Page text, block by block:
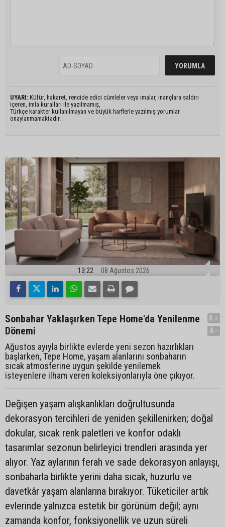
UYARI: Küfür, hakaret, rencide edici cümleler veya imalar, inançlara saldırı
içeren, imla kuralları ile yazılmamış,
Türkçe karakter kullanılmayan ve büyük harflerle yazılmış yorumlar
onaylanmamaktadır.
13:22 08 Ağustos 2026
Sonbahar Yaklaşırken Tepe Home'da Yenilenme
Dönemi
Ağustos ayıyla birlikte evlerde yeni sezon hazırlıkları
başlarken, Tepe Home, yaşam alanlarını sonbaharın
sıcak atmosferine uygun şekilde yenilemek
isteyenlere ilham veren koleksiyonlarıyla öne çıkıyor.
A+
A-
Değişen yaşam alışkanlıkları doğrultusunda
dekorasyon tercihleri de yeniden şekillenirken; doğal
dokular, sıcak renk paletleri ve konfor odaklı
tasarımlar sezonun belirleyici trendleri arasında yer
alıyor. Yaz aylarının ferah ve sade dekorasyon anlayışı,
sonbaharla birlikte yerini daha sıcak, huzurlu ve
davetkâr yaşam alanlarına bırakıyor. Tüketiciler artık
evlerinde yalnızca estetik bir görünüm değil; aynı
zamanda konfor, fonksiyonellik ve uzun süreli